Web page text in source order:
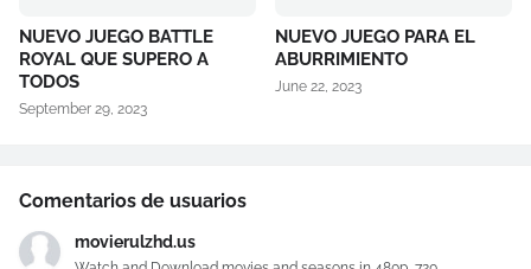
NUEVO JUEGO BATTLE
ROYAL QUE SUPERO A
TODOS
September 29, 2023
NUEVO JUEGO PARA EL
ABURRIMIENTO
June 22, 2023
Comentarios de usuarios
movierulzhd.us